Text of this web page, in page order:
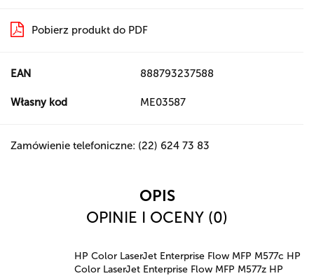
Pobierz produkt do PDF
EAN 888793237588
Własny kod ME03587
Zamówienie telefoniczne: (22) 624 73 83
OPIS
OPINIE I OCENY (0)
HP Color LaserJet Enterprise Flow MFP M577c HP
Color LaserJet Enterprise Flow MFP M577z HP